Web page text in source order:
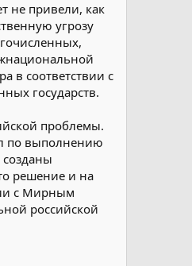
не привели, как
угрозу
в соответствии с
государств.
проблемы.
по выполнению
решение и на
с Мирным
российской